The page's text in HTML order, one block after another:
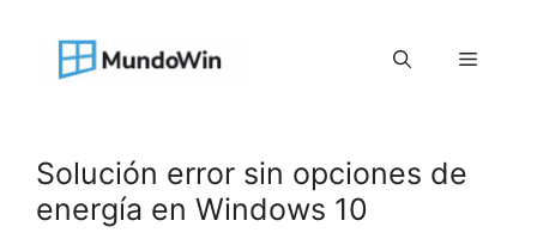
contenido
Menú
Solución error sin opciones de
energía en Windows 10